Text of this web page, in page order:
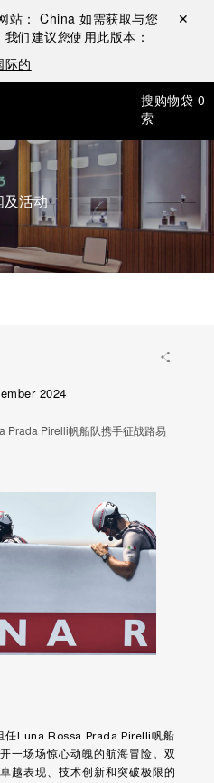
站： China 如需获取与您
们建议您使用此版本：
际的
关闭 ✕
搜
索
购物袋 0
及活动
2024
Prada Pirelli帆船队携手征战路易
任Luna Rossa Prada Pirelli帆船
一场场惊心动魄的航海冒险。双
越表现、技术创新和突破极限的